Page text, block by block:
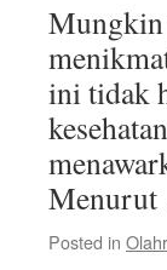
Mungkin
ini tidak
Posted in